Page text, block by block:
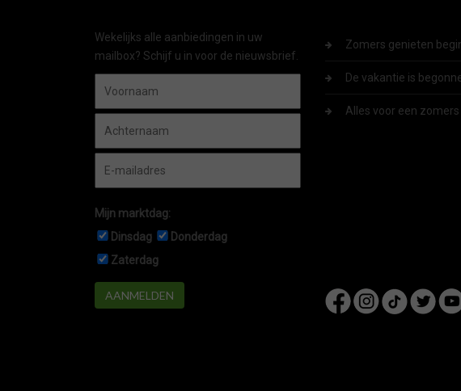
Wekelijks alle aanbiedingen in uw
mailbox? Schijf u in voor de nieuwsbrief.
Mijn marktdag:
Dinsdag
Donderdag
Zaterdag
AANMELDEN
Zomers genieten
De vakantie is
Alles voor een